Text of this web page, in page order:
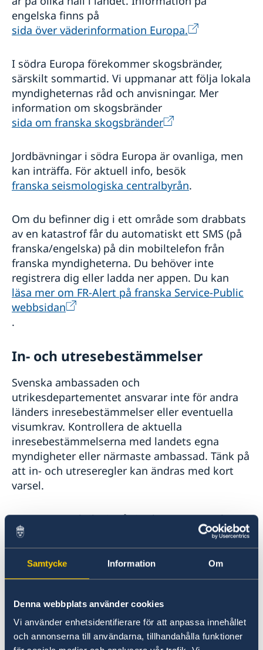
Samtycke Information Om
Denna webbplats använder cookies
Vi använder enhetsidentifierare för att anpassa innehållet
och annonserna till användarna, tillhandahålla funktioner
engelska finns på
sida över väderinformation Europa.
I södra Europa förekommer skogsbränder,
särskilt sommartid. Vi uppmanar att följa lokala
myndigheternas råd och anvisningar. Mer
information om skogsbränder
sida om franska skogsbränder
Jordbävningar i södra Europa är ovanliga, men
kan inträffa. För aktuell info, besök
franska seismologiska centralbyrån.
Om du befinner dig i ett område som drabbats
av en katastrof får du automatiskt ett SMS (på
franska/engelska) på din mobiltelefon från
franska myndigheterna. Du behöver inte
registrera dig eller ladda ner appen. Du kan
läsa mer om FR-Alert på franska Service-Public
webbsidan
.
In- och utresebestämmelser
Svenska ambassaden och
utrikesdepartementet ansvarar inte för andra
länders inresebestämmelser eller eventuella
visumkrav. Kontrollera de aktuella
inresebestämmelserna med landets egna
myndigheter eller närmaste ambassad. Tänk på
att in- och utreseregler kan ändras med kort
varsel.
Trots att Frankrike ingår i Schengensamarbetet
måste man kunna identifiera sig med giltigt
pass eller giltigt ID-kort. Glöm därför inte att
kontrollera giltighetstiden på ditt pass eller ID-
kort.Resehandlingen måste vara giltig under
krav på att den ska vara giltig en viss tid efter
utresa ur Frankrike.